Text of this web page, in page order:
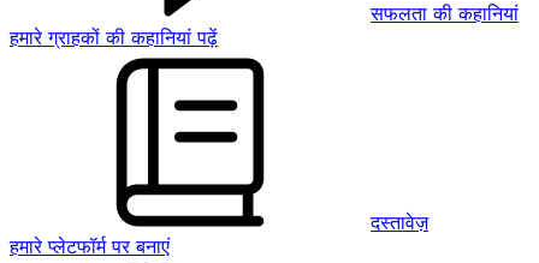
सफलता की कहानियां
हमारे ग्राहकों की कहानियां पढ़ें
दस्तावेज़
हमारे प्लेटफॉर्म पर बनाएं